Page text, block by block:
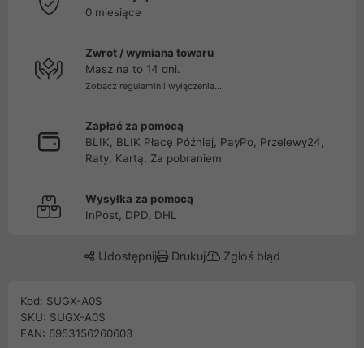
0 miesiące
Zwrot / wymiana towaru
Masz na to 14 dni.
Zobacz regulamin i wyłączenia...
Zapłać za pomocą
BLIK, BLIK Płacę Później, PayPo, Przelewy24,
Raty, Kartą, Za pobraniem
Wysyłka za pomocą
InPost, DPD, DHL
Udostępnij Drukuj Zgłoś błąd
Kod: SUGX-A0S
SKU: SUGX-A0S
EAN: 6953156260603